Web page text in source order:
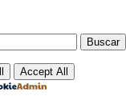
Accept All